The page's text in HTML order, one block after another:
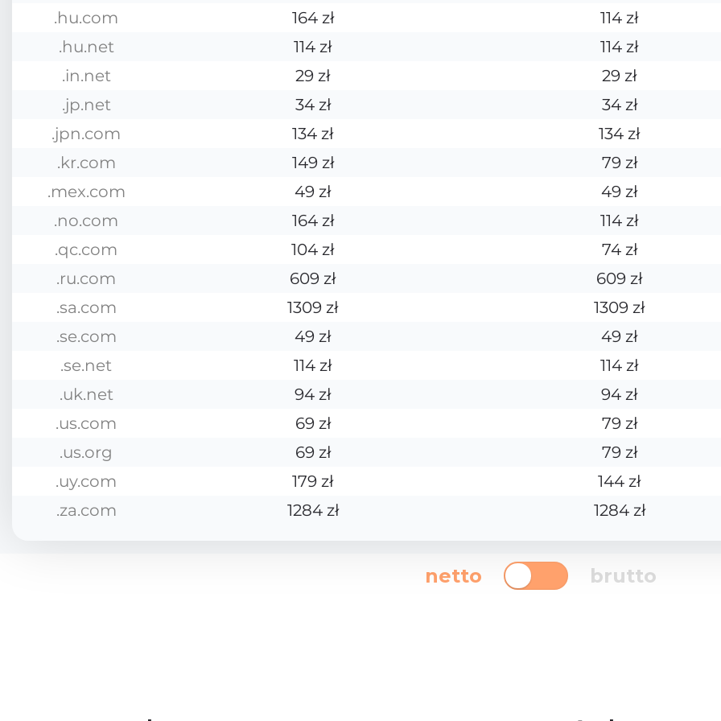
.hu.com 164 zł
114 zł
.hu.net
114 zł
114 zł
.in.net
29 zł
29 zł
.jp.net
34 zł
34 zł
.jpn.com
134 zł
134 zł
.kr.com
149 zł
79 zł
.mex.com
49 zł
49 zł
.no.com
164 zł
114 zł
.qc.com
104 zł
74 zł
.ru.com
609 zł
609 zł
.sa.com
1309 zł
1309 zł
.se.com
49 zł
49 zł
.se.net
114 zł
114 zł
.uk.net
94 zł
94 zł
.us.com
69 zł
79 zł
.us.org
69 zł
79 zł
.uy.com
179 zł
144 zł
.za.com
1284 zł 1284 zł
netto brutto